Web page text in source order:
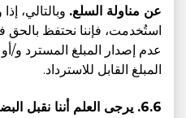
عن مناولة السلع. وبالتالي،
استُخدمت، فإننا نحتفظ بالحق
عدم إصدار المبلغ المسترد و/
المبلغ القابل للاسترداد.
6.6. يرجى العلم أننا نقبل